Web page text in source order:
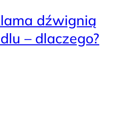
dźwignią
– dlaczego?